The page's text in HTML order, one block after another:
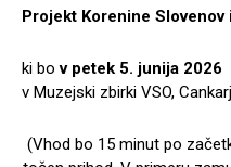
Projekt Korenine Slovenov
ki bov petek 5. junija 2026
v Muzejski zbirki VSO,
(Vhod bo 15 minut po